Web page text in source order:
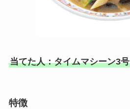
当てた人：タイムマシーン3号
特徴